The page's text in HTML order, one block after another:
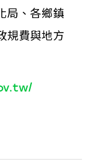
局、各鄉鎮
規費與地方